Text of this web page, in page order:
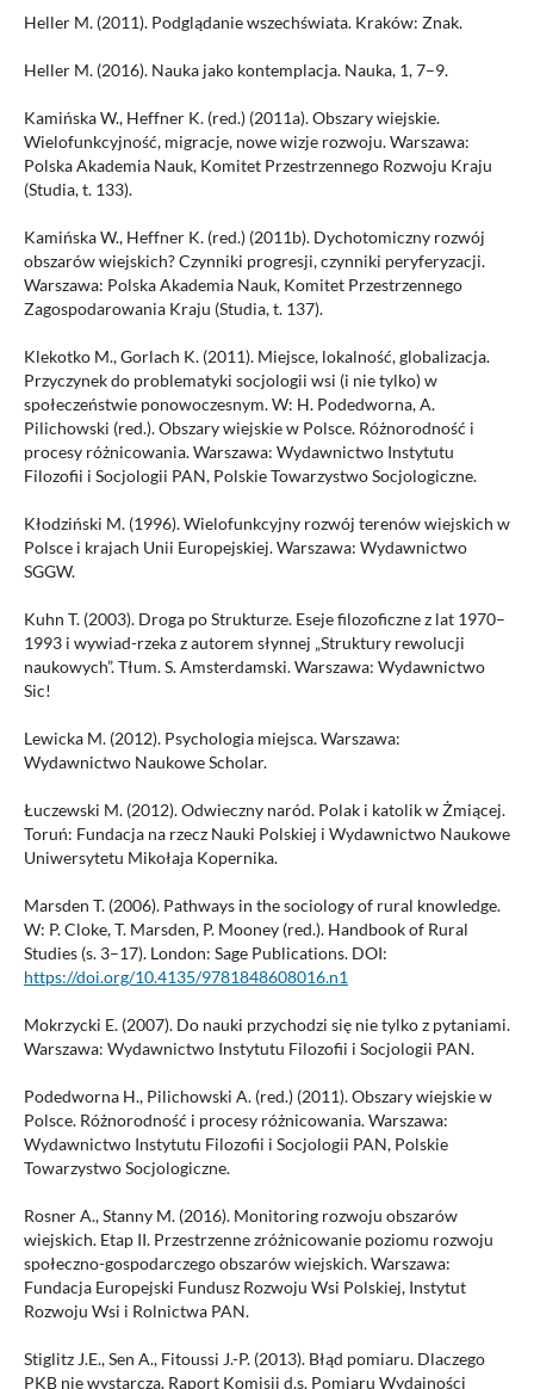
Heller M. (2011). Podglądanie wszechświata. Kraków: Znak.
Heller M. (2016). Nauka jako kontemplacja. Nauka, 1, 7–9.
Kamińska W., Heffner K. (red.) (2011a). Obszary wiejskie.
Wielofunkcyjność, migracje, nowe wizje rozwoju. Warszawa:
Polska Akademia Nauk, Komitet Przestrzennego Rozwoju Kraju
(Studia, t. 133).
Kamińska W., Heffner K. (red.) (2011b). Dychotomiczny rozwój
obszarów wiejskich? Czynniki progresji, czynniki peryferyzacji.
Warszawa: Polska Akademia Nauk, Komitet Przestrzennego
Zagospodarowania Kraju (Studia, t. 137).
Klekotko M., Gorlach K. (2011). Miejsce, lokalność, globalizacja.
Przyczynek do problematyki socjologii wsi (i nie tylko) w
społeczeństwie ponowoczesnym. W: H. Podedworna, A.
Pilichowski (red.). Obszary wiejskie w Polsce. Różnorodność i
procesy różnicowania. Warszawa: Wydawnictwo Instytutu
Filozofii i Socjologii PAN, Polskie Towarzystwo Socjologiczne.
Kłodziński M. (1996). Wielofunkcyjny rozwój terenów wiejskich w
Polsce i krajach Unii Europejskiej. Warszawa: Wydawnictwo
SGGW.
Kuhn T. (2003). Droga po Strukturze. Eseje filozoficzne z lat 1970–
1993 i wywiad-rzeka z autorem słynnej „Struktury rewolucji
naukowych”. Tłum. S. Amsterdamski. Warszawa: Wydawnictwo
Sic!
Lewicka M. (2012). Psychologia miejsca. Warszawa:
Wydawnictwo Naukowe Scholar.
Łuczewski M. (2012). Odwieczny naród. Polak i katolik w Żmiącej.
Toruń: Fundacja na rzecz Nauki Polskiej i Wydawnictwo Naukowe
Uniwersytetu Mikołaja Kopernika.
Marsden T. (2006). Pathways in the sociology of rural knowledge.
W: P. Cloke, T. Marsden, P. Mooney (red.). Handbook of Rural
Studies (s. 3–17). London: Sage Publications. DOI:
https://doi.org/10.4135/9781848608016.n1
Mokrzycki E. (2007). Do nauki przychodzi się nie tylko z pytaniami.
Warszawa: Wydawnictwo Instytutu Filozofii i Socjologii PAN.
Podedworna H., Pilichowski A. (red.) (2011). Obszary wiejskie w
Polsce. Różnorodność i procesy różnicowania. Warszawa:
Wydawnictwo Instytutu Filozofii i Socjologii PAN, Polskie
Towarzystwo Socjologiczne.
Rosner A., Stanny M. (2016). Monitoring rozwoju obszarów
wiejskich. Etap II. Przestrzenne zróżnicowanie poziomu rozwoju
społeczno-gospodarczego obszarów wiejskich. Warszawa:
Fundacja Europejski Fundusz Rozwoju Wsi Polskiej, Instytut
Rozwoju Wsi i Rolnictwa PAN.
Stiglitz J.E., Sen A., Fitoussi J.-P. (2013). Błąd pomiaru. Dlaczego
PKB nie wystarcza. Raport Komisji d.s. Pomiaru Wydajności